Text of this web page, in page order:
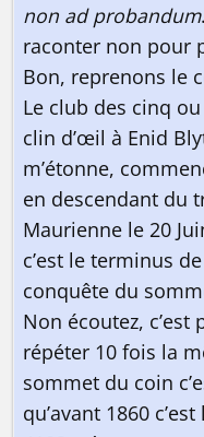
non ad probandum
raconter non pour
Bon, reprenons le
Le club des cinq
clin d’œil à Enid
m’étonne,
en descendant du
Maurienne le 20
c’est le terminus
conquête du
Non écoutez, c’est
répéter 10 fois la
sommet du coin
qu’avant 1860